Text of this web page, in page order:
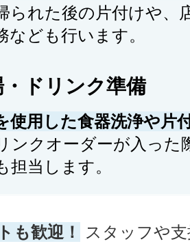
られた後の片付けや、
なども行います。
ドリンク準備
使用した食器洗浄や片
ンクオーダーが入った
担当します。
も歓迎！
スタッフや